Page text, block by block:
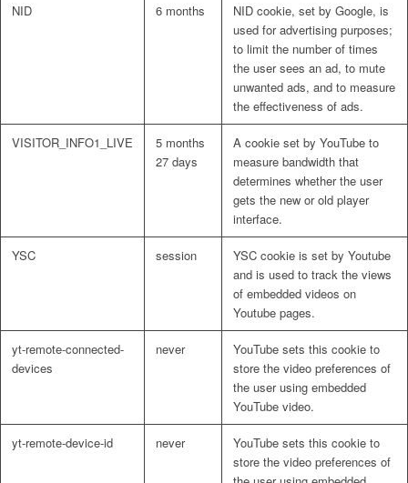
NID 6 months
NID cookie, set by Google, is
used for advertising purposes;
to limit the number of times
the user sees an ad, to mute
unwanted ads, and to measure
the effectiveness of ads.
VISITOR_INFO1_LIVE
5 months
27 days
A cookie set by YouTube to
measure bandwidth that
determines whether the user
gets the new or old player
interface.
YSC session
YSC cookie is set by Youtube
and is used to track the views
of embedded videos on
Youtube pages.
yt-remote-connected-
devices
never
YouTube sets this cookie to
store the video preferences of
the user using embedded
YouTube video.
yt-remote-device-id never
YouTube sets this cookie to
store the video preferences of